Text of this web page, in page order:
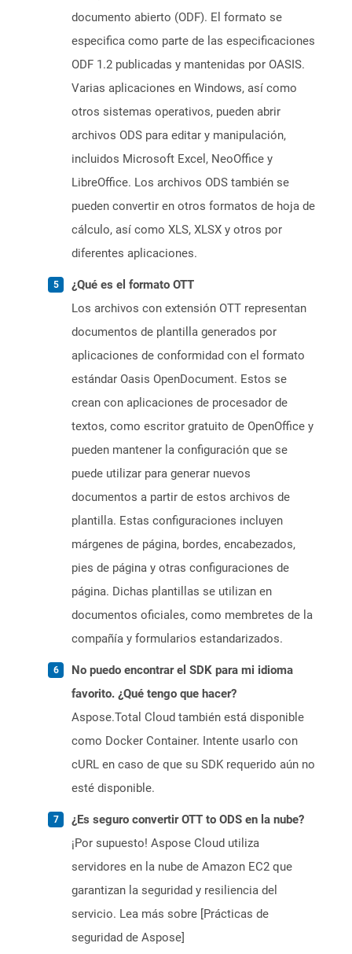
documento abierto (ODF). El formato se
especifica como parte de las especificaciones
ODF 1.2 publicadas y mantenidas por OASIS.
Varias aplicaciones en Windows, así como
otros sistemas operativos, pueden abrir
archivos ODS para editar y manipulación,
incluidos Microsoft Excel, NeoOffice y
LibreOffice. Los archivos ODS también se
pueden convertir en otros formatos de hoja de
cálculo, así como XLS, XLSX y otros por
diferentes aplicaciones.
¿Qué es el formato OTT
Los archivos con extensión OTT representan
documentos de plantilla generados por
aplicaciones de conformidad con el formato
estándar Oasis OpenDocument. Estos se
crean con aplicaciones de procesador de
textos, como escritor gratuito de OpenOffice y
pueden mantener la configuración que se
puede utilizar para generar nuevos
documentos a partir de estos archivos de
plantilla. Estas configuraciones incluyen
márgenes de página, bordes, encabezados,
pies de página y otras configuraciones de
página. Dichas plantillas se utilizan en
documentos oficiales, como membretes de la
compañía y formularios estandarizados.
No puedo encontrar el SDK para mi idioma
favorito. ¿Qué tengo que hacer?
Aspose.Total Cloud también está disponible
como Docker Container. Intente usarlo con
cURL en caso de que su SDK requerido aún no
esté disponible.
¿Es seguro convertir OTT to ODS en la nube?
¡Por supuesto! Aspose Cloud utiliza
servidores en la nube de Amazon EC2 que
garantizan la seguridad y resiliencia del
servicio. Lea más sobre [Prácticas de
seguridad de Aspose]